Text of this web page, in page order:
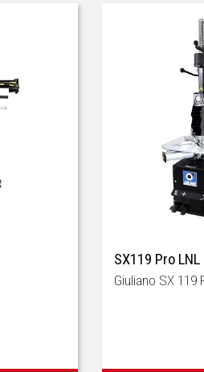
SX119 Pro LNL
Giuliano SX 119